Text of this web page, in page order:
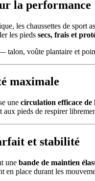
la performance
les chaussettes de sport
les pieds secs, frais et
talon, voûte plantaire et
maximale
une circulation efficace de
pieds de respirer
et stabilité
une bande de maintien
en place durant les